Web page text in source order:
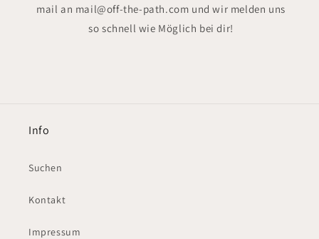
mail an mail@off-the-path.com und wir melden uns
so schnell wie Möglich bei dir!
Info
Suchen
Kontakt
Impressum